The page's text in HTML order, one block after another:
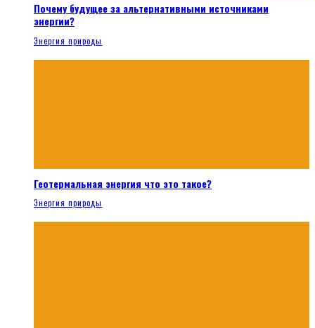
Почему будущее за альтернативными источниками
энергии?
Энергия природы
Геотермальная энергия что это такое?
Энергия природы